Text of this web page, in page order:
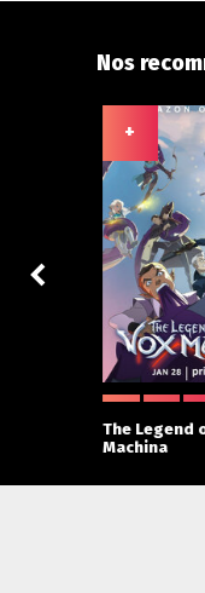
Nos
+
The Legend
Machina